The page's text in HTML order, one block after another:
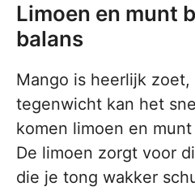
Limoen en munt
balans
Mango is heerlijk zoet,
tegenwicht kan het
komen limoen en
De limoen zorgt voor
die je tong wakker